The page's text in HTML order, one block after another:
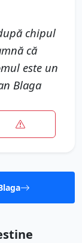
chipul
că
este un
Blaga